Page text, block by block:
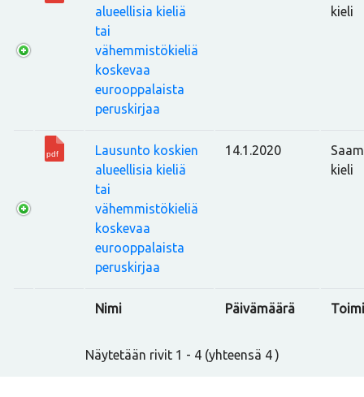
Nimi Päivämäärä
alueellisia kieliä
tai
vähemmistökieliä
koskevaa
eurooppalaista
peruskirjaa
kieli
Lausunto koskien
alueellisia kieliä
tai
vähemmistökieliä
koskevaa
eurooppalaista
peruskirjaa
14.1.2020
kieli
Näytetään rivit 1 - 4 (yhteensä 4 )